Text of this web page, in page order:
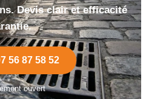
Devis clair et efficacité
56 87 58 52
ouvert